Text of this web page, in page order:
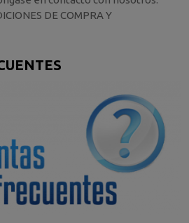
DE COMPRA Y